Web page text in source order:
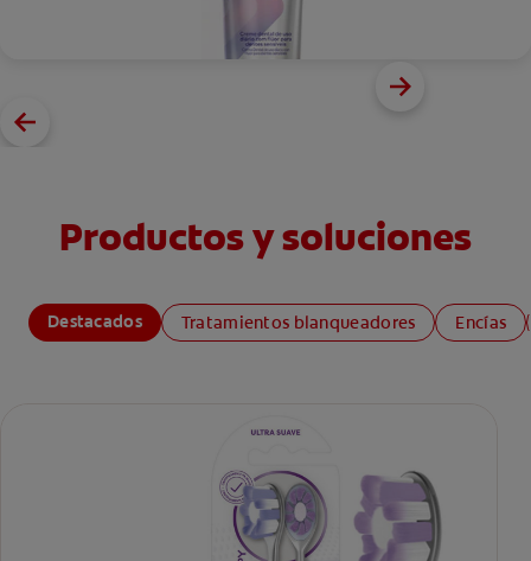
Productos y soluciones
Destacados Tratamientos blanqueadores Encías